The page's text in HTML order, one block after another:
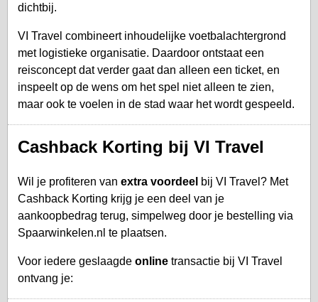
dichtbij.
VI Travel combineert inhoudelijke voetbalachtergrond
met logistieke organisatie. Daardoor ontstaat een
reisconcept dat verder gaat dan alleen een ticket, en
inspeelt op de wens om het spel niet alleen te zien,
maar ook te voelen in de stad waar het wordt gespeeld.
Cashback Korting bij VI Travel
Wil je profiteren van extra voordeel bij VI Travel? Met
Cashback Korting krijg je een deel van je
aankoopbedrag terug, simpelweg door je bestelling via
Spaarwinkelen.nl te plaatsen.
Voor iedere geslaagde online transactie bij VI Travel
ontvang je: